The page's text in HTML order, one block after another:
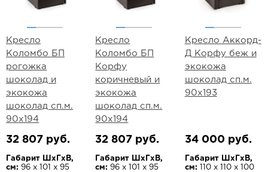
Кресло
Коломбо БП
рогожка
шоколад и
экокожа
шоколад сп.м.
90х194
32 807 руб.
Габарит ШхГхВ,
см: 96 х 101 х 95
Кресло
Коломбо БП
Корфу
коричневый и
экокожа
шоколад сп.м.
90х194
32 807 руб.
Габарит ШхГхВ,
см: 96 х 101 х 95
Кресло Аккорд-
Д Корфу беж и
экокожа
шоколад сп.м.
90х193
34 000 руб.
Габарит ШхГхВ,
см: 110 х 110 х 100